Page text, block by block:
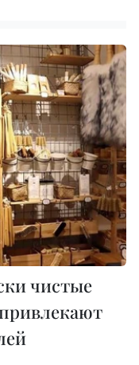
чистые